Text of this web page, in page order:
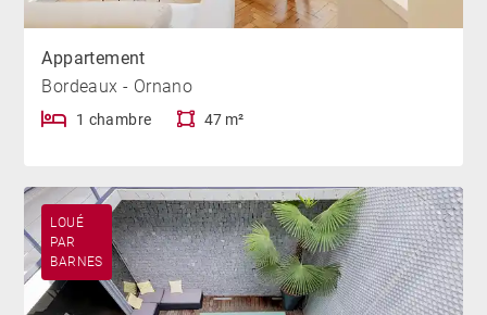
Appartement
Bordeaux - Ornano
1 chambre 47 m²
LOUÉ
PAR
BARNES